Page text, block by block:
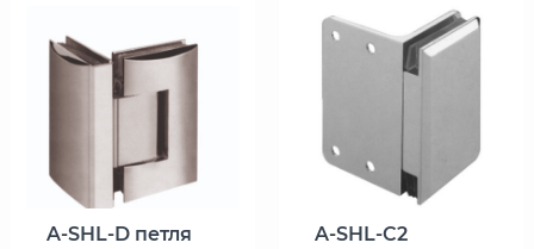
A-SHL-D петля
A-SHL-C2